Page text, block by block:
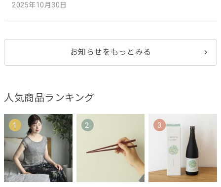
2025年10月30日
お知らせをもっとみる
人気商品ランキング
1 2 3